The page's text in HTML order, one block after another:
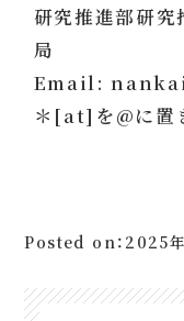
研究推進部研
局
Email:
＊[at]を@に置
Posted on：2025